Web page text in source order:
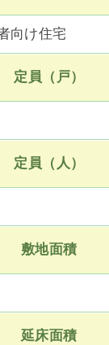
向け住宅
定員（戸）
定員（人）
敷地面積
延床面積